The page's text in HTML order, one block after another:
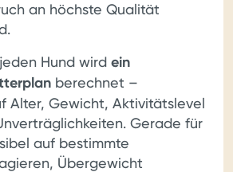
an höchste Qualität
Hund wird ein
berechnet –
Alter, Gewicht, Aktivitätslevel
Gerade für
auf bestimmte
Übergewicht